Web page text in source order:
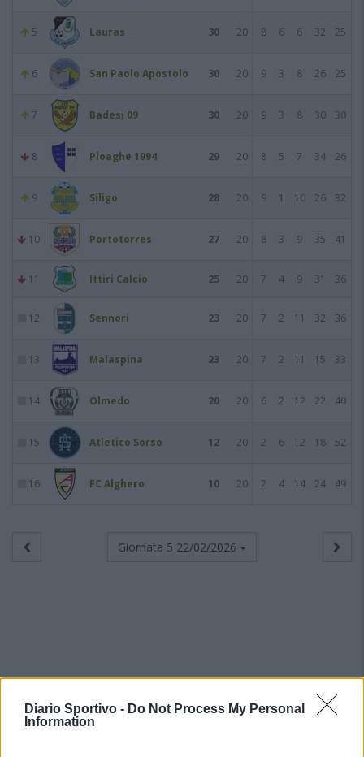
Diario Sportivo - Do Not Process My Personal
Information
5 Lauras 30 20 8 6 6 32 25
6 San Paolo Apostolo 30 20 9 3 8 26 25
7 Badesi 09 30 20 9 3 8 30 30
8 Ploaghe 1994 29 20 8 5 7 34 26
9 Siligo 28 20 9 1 10 26 32
10 Portotorres 27 20 8 3 9 35 41
11 Ittiri Calcio 25 20 7 4 9 31 36
12 Sennori 23 20 7 2 11 32 36
13 Malaspina 23 20 7 2 11 15 33
14 Olmedo 20 20 6 2 12 22 40
15 Atletico Sorso 12 20 2 6 12 18 52
16 FC Alghero 10 20 2 4 14 24 49
Giornata 5 22/02/2026